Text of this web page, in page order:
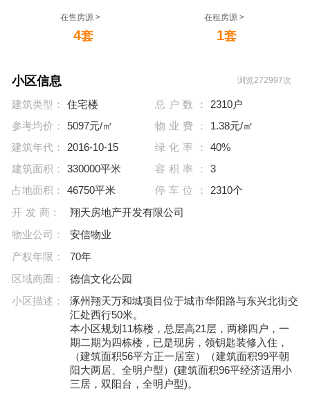
在售房源 >
4套
在租房源 >
1套
小区信息 浏览272997次
建筑类型： 住宅楼 总户数： 2310户
参考均价：
5097元/㎡ 物业费： 1.38元/㎡
建筑年代：
2016-10-15 绿化率：40%
建筑面积：
330000平米 容积率：3
占地面积：
46750平米 停车位： 2310个
开发商:
翔天房地产开发有限公司
物业公司：
安信物业
产权年限：
70年
区域商圈：
德信文化公园
小区描述：
涿州翔天万和城项目位于城市华阳路与东兴北街交
汇处西行50米。
本小区规划11栋楼，总层高21层，两梯四户，一
期二期为四栋楼，已是现房，领钥匙装修入住，
（建筑面积56平方正一居室）（建筑面积99平朝
阳大两居、全明户型）(建筑面积96平经济适用小
三居，双阳台，全明户型)。